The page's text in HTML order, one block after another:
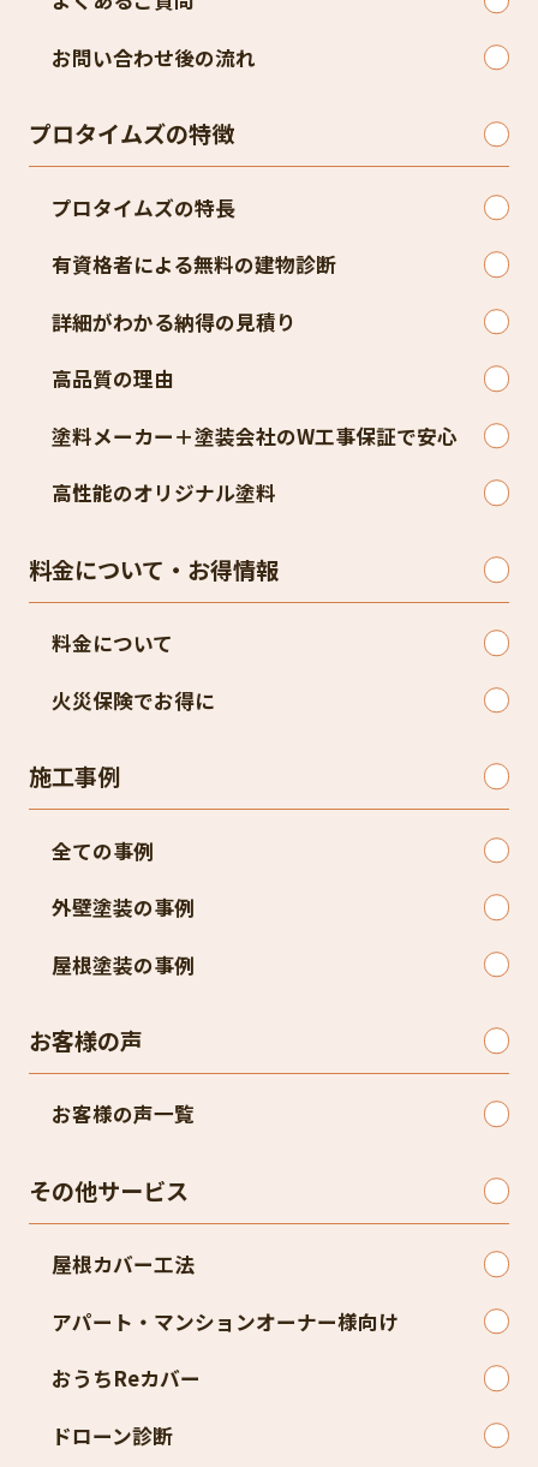
お問い合わせ後の流れ
プロタイムズの特徴
プロタイムズの特長
有資格者による無料の建物診断
詳細がわかる納得の見積り
高品質の理由
塗料メーカー＋塗装会社のW工事保証で安心
高性能のオリジナル塗料
料金について・お得情報
料金について
火災保険でお得に
施工事例
全ての事例
外壁塗装の事例
屋根塗装の事例
お客様の声
お客様の声一覧
その他サービス
屋根カバー工法
アパート・マンションオーナー様向け
おうちReカバー
ドローン診断